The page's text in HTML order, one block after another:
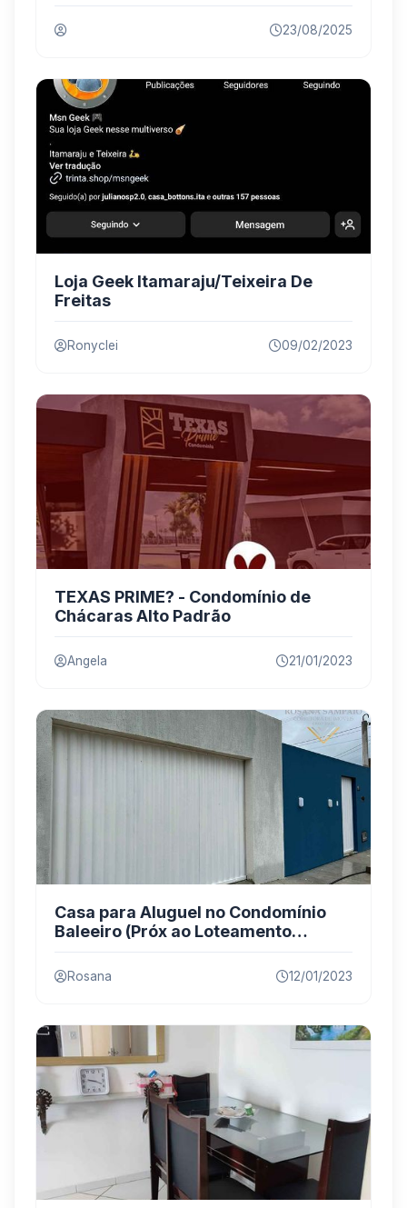
23/08/2025
Loja Geek Itamaraju/Teixeira De
Freitas
Ronyclei 09/02/2023
TEXAS PRIME? - Condomínio de
Chácaras Alto Padrão
Angela 21/01/2023
Casa para Aluguel no Condomínio
Baleeiro (Próx ao Loteamento
Nanuque)
Rosana 12/01/2023